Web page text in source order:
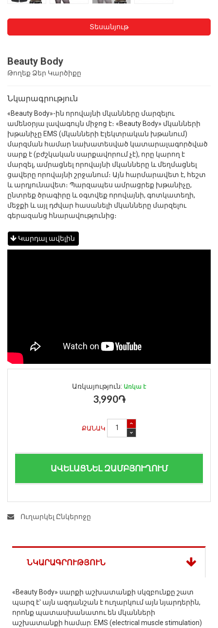
Տեսանյութ
Beauty Body
Թողեք Ձեր Կարծիքը
Նկարագրություն
«Beauty Body»-ին որովայնի մկանները մարզելու
ամենօրյա լավագույն միջոց է։ «Beauty Body» մկանների
խթանիչը EMS (մկանների Էլեկտրական խթանում)
մարզման համար նախատեսված կատարալագործված
սարք է (բժշկական սարքավորում չէ), որը կարող է
մարզել, ամրացնել որովայնի մկանները և մեղմացնել
ցավերը որովայնի շրջանում։ Այն հարմարավետ է, հեշտ
և արդյունավետ։ Պարզապես ամրացրեք խթանիչը,
ընտրեք ծրագիրը և օգտվեք որովայնի, գոտկատեղի,
մեջքի և այլ դժվար հասանելի մկանները մարզելու
գերազանց հնարավությունից։
Կարդալ ավելին
Առկայություն: Առկա է
3,990֏
ՔԱՆԱԿ
ԱՎԵԼԱՑՆԵԼ ԶԱՄԲՅՈՒՂՈՒՄ
Ուղարկել Ընկերոջը
ՆԿԱՐԱԳՐՈՒԹՅՈՒՆ
«Beauty Body» սարքի աշխատանքի սկզբունքը շատ
պարզ է՝ այն ազդանշան է ուղարկում այն նյարդերին,
որոնք պատասխանատու են մկանների
աշխատանքի համար: EMS (electrical muscle stimulation)